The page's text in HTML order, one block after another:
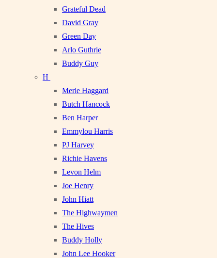
Grateful Dead
David Gray
Green Day
Arlo Guthrie
Buddy Guy
H
Merle Haggard
Butch Hancock
Ben Harper
Emmylou Harris
PJ Harvey
Richie Havens
Levon Helm
Joe Henry
John Hiatt
The Highwaymen
The Hives
Buddy Holly
John Lee Hooker